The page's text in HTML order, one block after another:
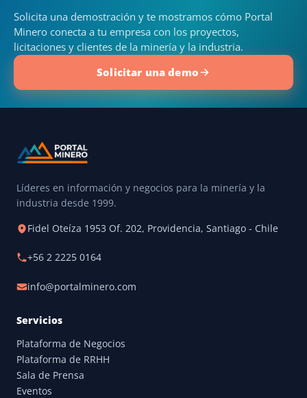
Solicita una demostración y te mostramos cómo Portal
Minero conecta a tu empresa con los proyectos,
licitaciones y clientes de la minería y la industria.
Solicitar una demo
Líderes en información y negocios para la minería y la
industria desde 1999.
Fidel Oteíza 1953 Of. 202, Providencia, Santiago - Chile
+56 2 2225 0164
info@portalminero.com
Servicios
Plataforma de Negocios
Plataforma de RRHH
Sala de Prensa
Eventos